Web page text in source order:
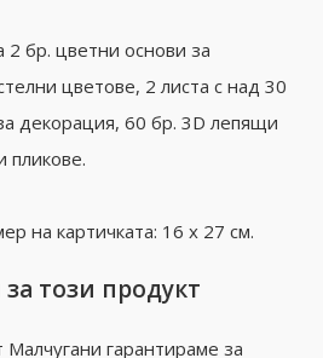
бр. цветни основи за
цветове, 2 листа с над 30
декорация, 60 бр. 3D лепящи
пликове.
на картичката: 16 х 27 см.
този продукт
гарантираме за